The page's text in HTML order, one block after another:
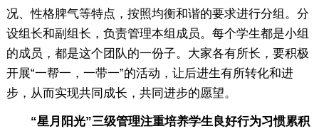
况、性格脾气等特点，按照均衡和谐的要求进行分组。分
设组长和副组长，负责管理本组成员。每个学生都是小组
的成员，都是这个团队的一份子。大家各有所长，要积极
开展“一帮一，一带一”的活动，让后进生有所转化和进
步，从而实现共同成长，共同进步的愿望。
“星月阳光”三级管理注重培养学生良好行为习惯累积